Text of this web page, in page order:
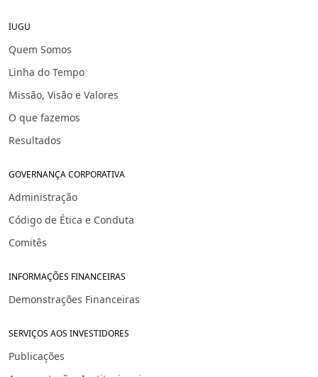
IUGU
Quem Somos
Linha do Tempo
Missão, Visão e Valores
O que fazemos
Resultados
GOVERNANÇA CORPORATIVA
Administração
Código de Ética e Conduta
Comitês
INFORMAÇÕES FINANCEIRAS
Demonstrações Financeiras
SERVIÇOS AOS INVESTIDORES
Publicações